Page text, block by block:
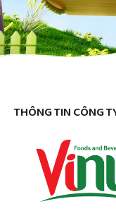
THÔNG TIN CÔNG